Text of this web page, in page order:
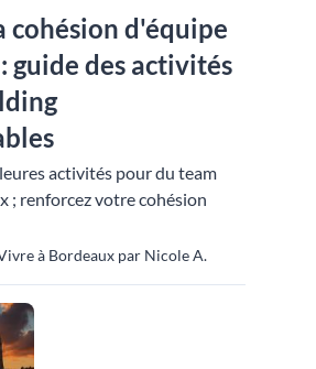
cohésion d'équipe
guide des activités
activités pour du team
; renforcez votre cohésion
à Bordeaux par Nicole A.